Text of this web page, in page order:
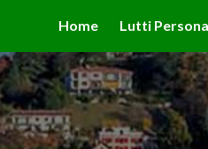
Home Lutti
in altra maniera,